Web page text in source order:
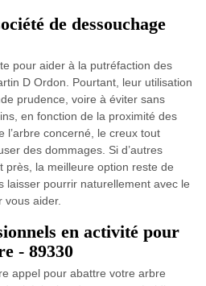
de dessouchage
pour aider à la putréfaction des
D Ordon. Pourtant, leur utilisation
prudence, voire à éviter sans
en fonction de la proximité des
l’arbre concerné, le creux tout
des dommages. Si d’autres
près, la meilleure option reste de
laisser pourrir naturellement avec le
vous aider.
en activité pour
- 89330
appel pour abattre votre arbre